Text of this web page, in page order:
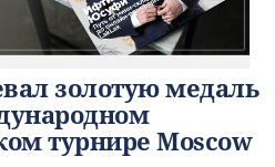
золотую медаль
турнире Moscow